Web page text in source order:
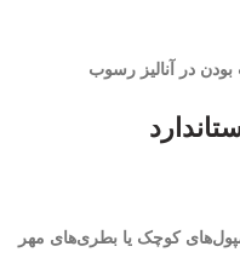
در آنالیز رسوب
کوچک یا بطری‌های مهر